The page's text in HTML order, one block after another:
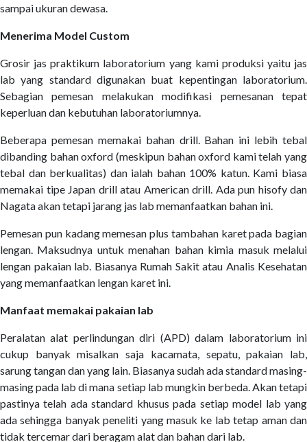
sampai ukuran dewasa.
Menerima Model Custom
Grosir jas praktikum laboratorium yang kami produksi yaitu jas
lab yang standard digunakan buat kepentingan laboratorium.
Sebagian pemesan melakukan modifikasi pemesanan tepat
keperluan dan kebutuhan laboratoriumnya.
Beberapa pemesan memakai bahan drill. Bahan ini lebih tebal
dibanding bahan oxford (meskipun bahan oxford kami telah yang
tebal dan berkualitas) dan ialah bahan 100% katun. Kami biasa
memakai tipe Japan drill atau American drill. Ada pun hisofy dan
Nagata akan tetapi jarang jas lab memanfaatkan bahan ini.
Pemesan pun kadang memesan plus tambahan karet pada bagian
lengan. Maksudnya untuk menahan bahan kimia masuk melalui
lengan pakaian lab. Biasanya Rumah Sakit atau Analis Kesehatan
yang memanfaatkan lengan karet ini.
Manfaat memakai pakaian lab
Peralatan alat perlindungan diri (APD) dalam laboratorium ini
cukup banyak misalkan saja kacamata, sepatu, pakaian lab,
sarung tangan dan yang lain. Biasanya sudah ada standard masing-
masing pada lab di mana setiap lab mungkin berbeda. Akan tetapi
pastinya telah ada standard khusus pada setiap model lab yang
ada sehingga banyak peneliti yang masuk ke lab tetap aman dan
tidak tercemar dari beragam alat dan bahan dari lab.